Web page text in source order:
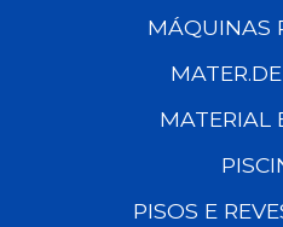
MÁQUINAS
MATERIAL
PISOS E